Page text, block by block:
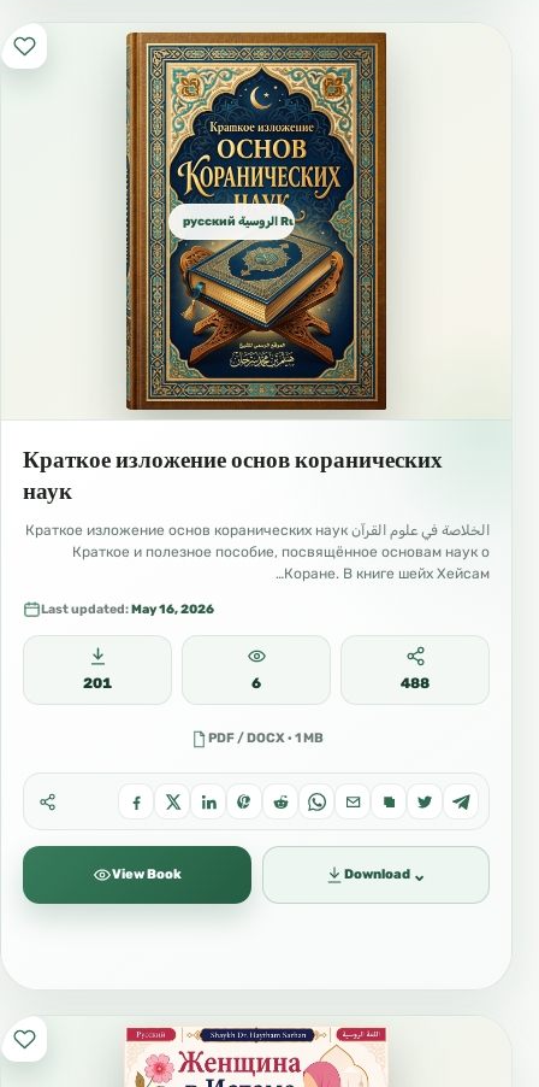
русский الروسية Russian
Краткое изложение основ коранических
наук
الخلاصة في علوم القرآن Краткое изложение основ коранических наук
Краткое и полезное пособие, посвящённое основам наук о
Коране. В книге шейх Хейсам…
Last updated:May 16, 2026
201 6 488
PDF / DOCX · 1 MB
View Book Download ⌄